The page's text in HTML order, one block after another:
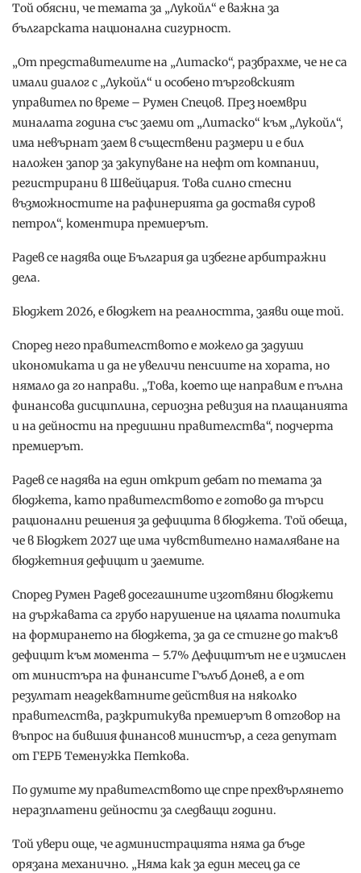
Той обясни, че темата за „Лукойл“ е важна за
българската национална сигурност.
„От представителите на „Литаско“, разбрахме, че не са
имали диалог с „Лукойл“ и особено търговският
управител по време – Румен Спецов. През ноември
миналата година със заеми от „Литаско“ към „Лукойл“,
има невърнат заем в съществени размери и е бил
наложен запор за закупуване на нефт от компании,
регистрирани в Швейцария. Това силно стесни
възможностите на рафинерията да доставя суров
петрол“, коментира премиерът.
Радев се надява още България да избегне арбитражни
дела.
Бюджет 2026, е бюджет на реалността, заяви още той.
Според него правителството е можело да задуши
икономиката и да не увеличи пенсиите на хората, но
нямало да го направи. „Това, което ще направим е пълна
финансова дисциплина, сериозна ревизия на плащанията
и на дейности на предишни правителства“, подчерта
премиерът.
Радев се надява на един открит дебат по темата за
бюджета, като правителството е готово да търси
рационални решения за дефицита в бюджета. Той обеща,
че в Бюджет 2027 ще има чувствително намаляване на
бюджетния дефицит и заемите.
Според Румен Радев досегашните изготвяни бюджети
на държавата са грубо нарушение на цялата политика
на формирането на бюджета, за да се стигне до такъв
дефицит към момента – 5.7% Дефицитът не е измислен
от министъра на финансите Гълъб Донев, а е от
резултат неадекватните действия на няколко
правителства, разкритикува премиерът в отговор на
въпрос на бившия финансов министър, а сега депутат
от ГЕРБ Теменужка Петкова.
По думите му правителството ще спре прехвърлянето
неразплатени дейности за следващи години.
Той увери още, че администрацията няма да бъде
орязана механично. „Няма как за един месец да се